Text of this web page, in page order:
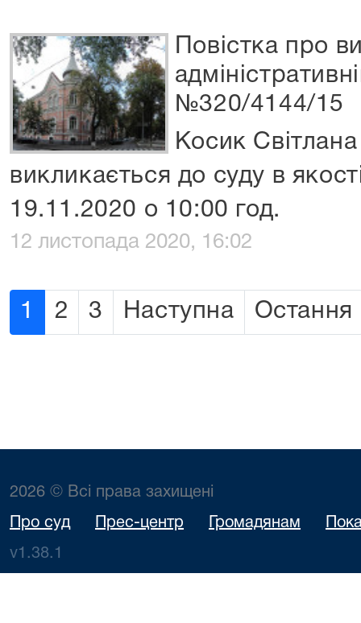
Повістка про
№320/4144/15
Косик
викликається до суду в
19.11.2020 о 10:00 год.
12 листопада 2020, 16:02
1 2 3 Наступна Остання
2026 © Всі права захищені
Про суд Прес-центр Громадянам
v1.38.1